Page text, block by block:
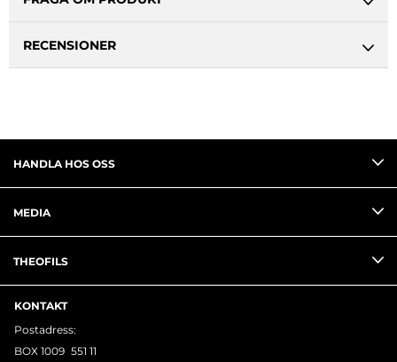
RECENSIONER
HANDLA HOS OSS
MEDIA
THEOFILS
KONTAKT
Postadress:
BOX 1009 551 11